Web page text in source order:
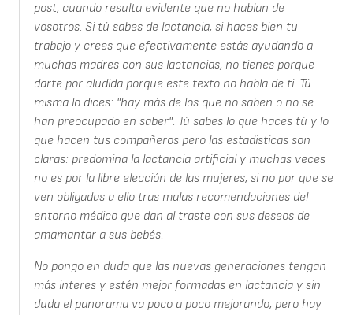
post, cuando resulta evidente que no hablan de
vosotros. Si tú sabes de lactancia, si haces bien tu
trabajo y crees que efectivamente estás ayudando a
muchas madres con sus lactancias, no tienes porque
darte por aludida porque este texto no habla de ti. Tú
misma lo dices: "hay más de los que no saben o no se
han preocupado en saber". Tú sabes lo que haces tú y lo
que hacen tus compañeros pero las estadisticas son
claras: predomina la lactancia artificial y muchas veces
no es por la libre elección de las mujeres, si no por que se
ven obligadas a ello tras malas recomendaciones del
entorno médico que dan al traste con sus deseos de
amamantar a sus bebés.
No pongo en duda que las nuevas generaciones tengan
más interes y estén mejor formadas en lactancia y sin
duda el panorama va poco a poco mejorando, pero hay